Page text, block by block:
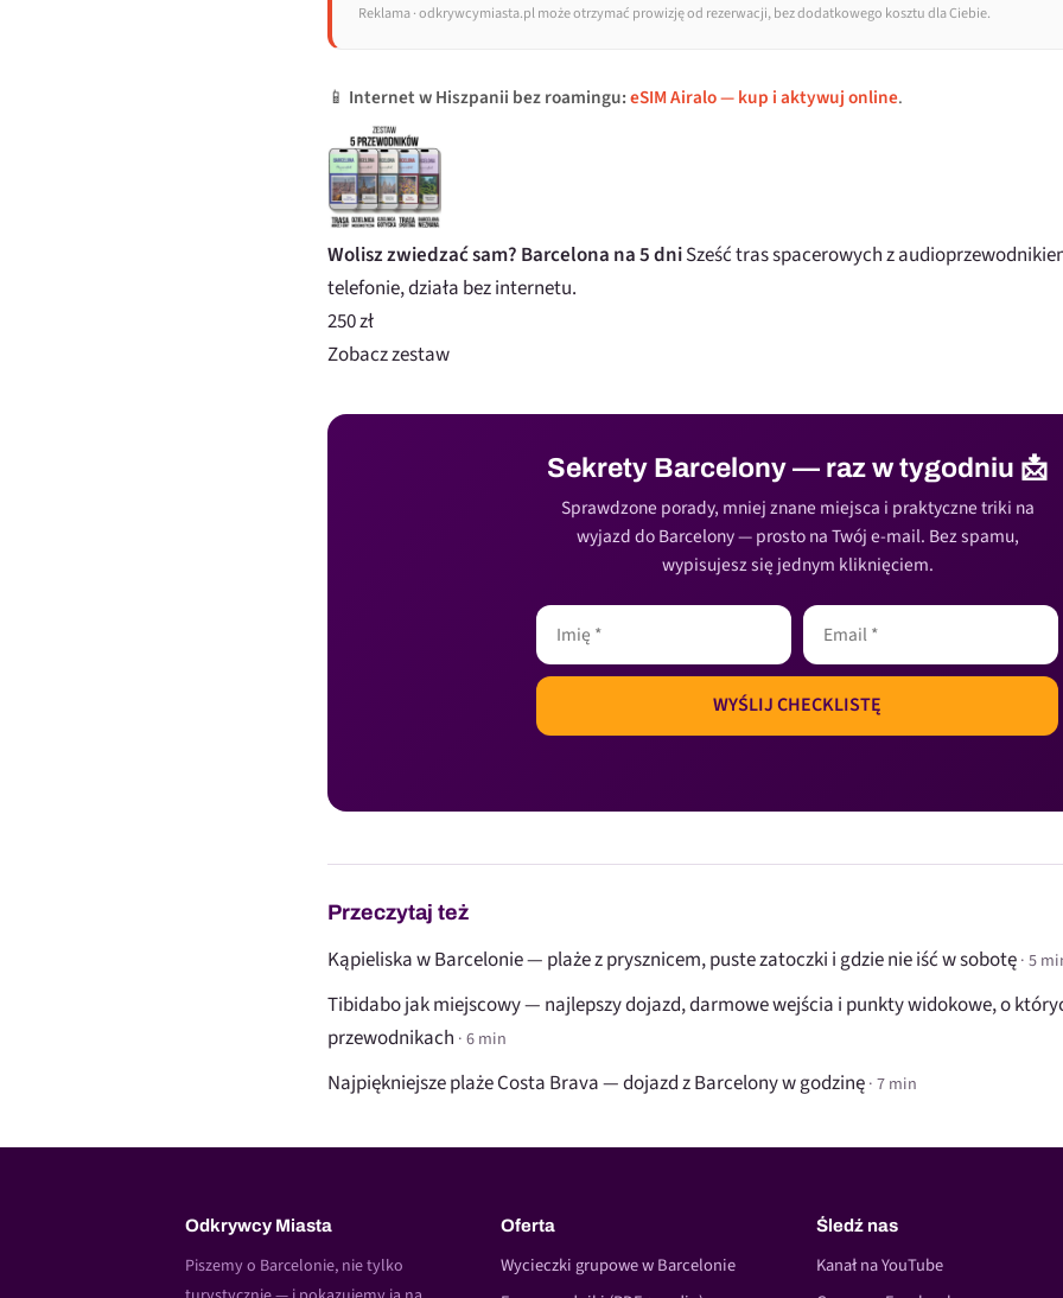
Reklama · odkrywcymiasta.pl może otrzymać prowizję od rezerwacji, bez dodatkowego kosztu dla Ciebie.
📱 Internet w Hiszpanii bez roamingu:eSIM Airalo — kup i aktywuj online.
Wolisz zwiedzać sam? Barcelona na 5 dniSześć tras spacerowych z
telefonie, działa bez internetu.
250 zł
Zobacz zestaw
Sekrety Barcelony — raz w tygodniu 📩
Sprawdzone porady, mniej znane miejsca i praktyczne triki na
wyjazd do Barcelony — prosto na Twój e-mail. Bez spamu,
wypisujesz się jednym kliknięciem.
Przeczytaj też
Kąpieliska w Barcelonie — plaże z prysznicem, puste zatoczki i gdzie nie iść w sobotę · 5
Tibidabo jak miejscowy — najlepszy dojazd, darmowe wejścia i punkty widokowe, o
przewodnikach · 6 min
Najpiękniejsze plaże Costa Brava — dojazd z Barcelony w godzinę · 7 min
Odkrywcy Miasta
Piszemy o Barcelonie, nie tylko
Oferta
Wycieczki grupowe w Barcelonie
Śledź nas
Kanał na YouTube